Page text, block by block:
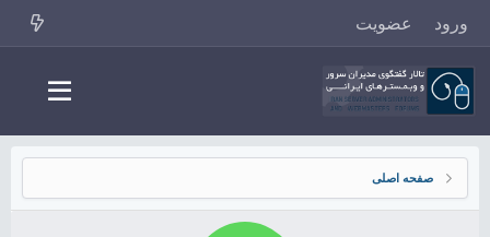
ورود عضویت
صفحه اصلی